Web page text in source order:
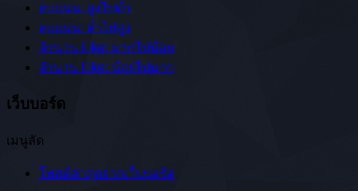
คะแนน: สูงไปต่ำ
คะแนน: ต่ำไปสูง
จำนวน Like: มากไปน้อย
จำนวน Like: น้อยไปมาก
เว็บบอร์ด
เมนูลัด
โพสต์ล่าสุดจากเว็บบอร์ด